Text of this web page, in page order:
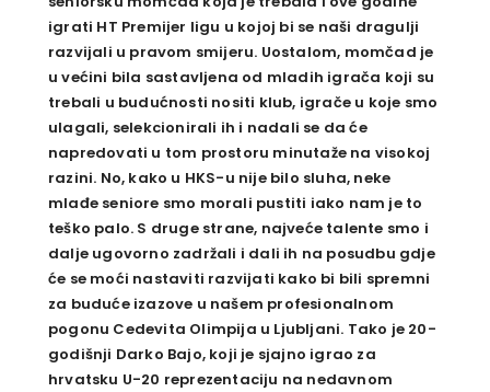
igrati HT Premijer ligu u kojoj bi se naši dragulji
razvijali u pravom smijeru. Uostalom, momčad je
u većini bila sastavljena od mladih igrača koji su
trebali u budućnosti nositi klub, igrače u koje smo
ulagali, selekcionirali ih i nadali se da će
napredovati u tom prostoru minutaže na visokoj
razini. No, kako u HKS-u nije bilo sluha, neke
mlađe seniore smo morali pustiti iako nam je to
teško palo. S druge strane, najveće talente smo i
dalje ugovorno zadržali i dali ih na posudbu gdje
će se moći nastaviti razvijati kako bi bili spremni
za buduće izazove u našem profesionalnom
pogonu Cedevita Olimpija u Ljubljani. Tako je 20-
godišnji Darko Bajo, koji je sjajno igrao za
hrvatsku U-20 reprezentaciju na nedavnom